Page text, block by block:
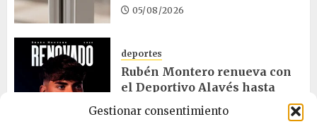
Gestionar consentimiento
05/08/2026
deportes
Rubén Montero renueva con
el Deportivo Alavés hasta